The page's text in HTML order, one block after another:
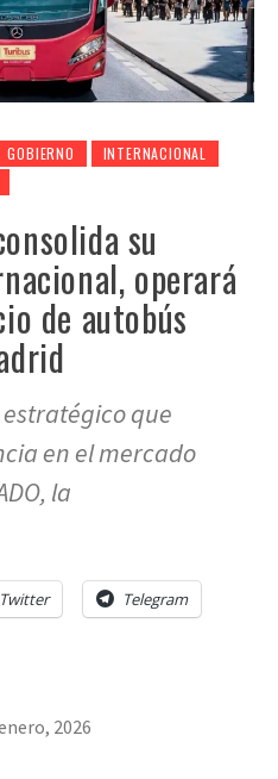
GOBIERNO
INTERNACIONAL
su
operará
de autobús
que
en el mercado
la
Twitter Telegram
2026